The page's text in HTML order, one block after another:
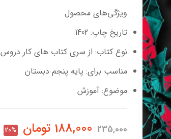
ویژگی‌های محصول
تاریخ چاپ: 1402
نوع کتاب: از سری کتاب های کار دروس
مناسب برای: پایه پنجم دبستان
موضوع: آموزش
235,000
188,000 تومان 20%